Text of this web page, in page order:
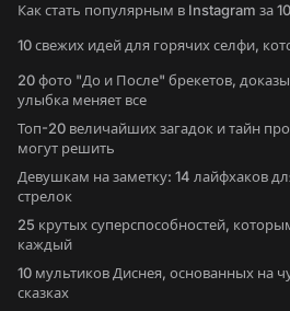
Как стать популярным в Instagram за
10 свежих идей для горячих селфи,
20 фото "До и После" брекетов,
улыбка меняет все
Топ-20 величайших загадок и тайн
могут решить
Девушкам на заметку: 14 лайфхаков
стрелок
25 крутых суперспособностей,
каждый
10 мультиков Диснея, основанных на
сказках